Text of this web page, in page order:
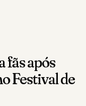
fãs após
Festival de